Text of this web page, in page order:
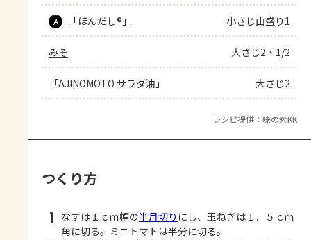
A 「ほんだし®」 小さじ山盛り1
みそ 大さじ2・1/2
「AJINOMOTO サラダ油」 大さじ2
レシピ提供：味の素KK
つくり方
1 なすは１ｃｍ幅の半月切り にし、玉ねぎは１．５ｃｍ
角に切る。ミニトマトは半分に切る。